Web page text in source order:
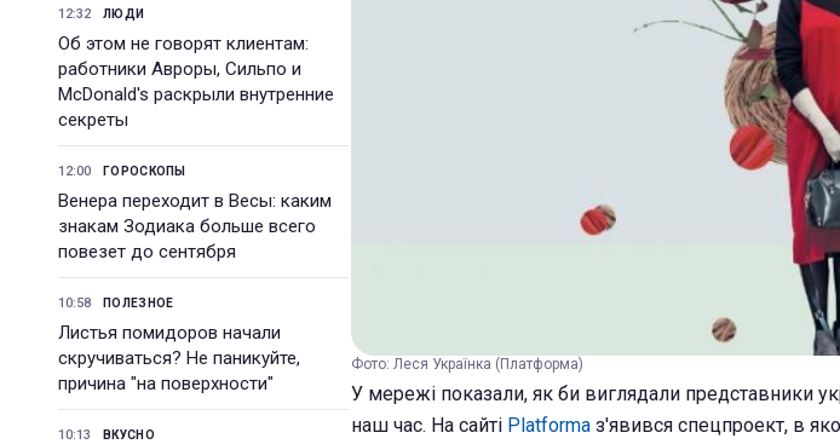
12:32 ЛЮДИ
Об этом не говорят клиентам:
работники Авроры, Сильпо и
McDonald's раскрыли внутренние
секреты
12:00 ГОРОСКОПЫ
Венера переходит в Весы: каким
знакам Зодиака больше всего
повезет до сентября
10:58 ПОЛЕЗНОЕ
Листья помидоров начали
скручиваться? Не паникуйте,
причина "на поверхности"
10:13 ВКУСНО
Фото: Леся Українка (Платформа)
У мережі показали, як би виглядали представники
наш час. На сайті Platforma з'явився спецпроект, в